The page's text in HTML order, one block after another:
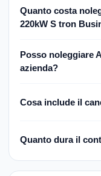
Quanto costa
220kW S tron
Posso noleggiare
azienda?
Cosa include il
Quanto dura il